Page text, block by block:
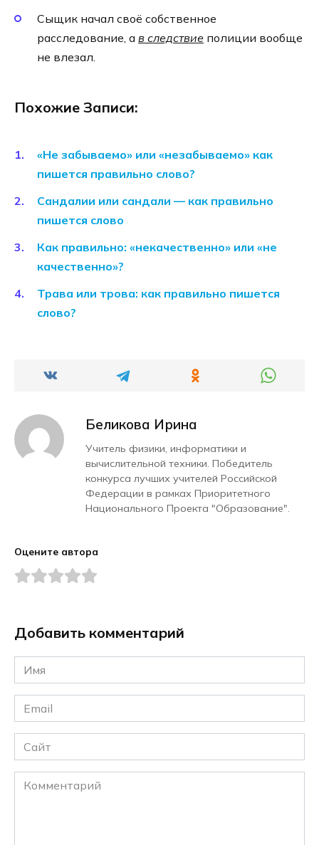
Сыщик начал своё собственное
расследование, а в следствие полиции вообще
не влезал.
Похожие Записи:
«Не забываемо» или «незабываемо» как
пишется правильно слово?
Сандалии или сандали — как правильно
пишется слово
Как правильно: «некачественно» или «не
качественно»?
Трава или трова: как правильно пишется
слово?
Беликова Ирина
Учитель физики, информатики и
вычислительной техники. Победитель
конкурса лучших учителей Российской
Федерации в рамках Приоритетного
Национального Проекта "Образование".
Оцените автора
Добавить комментарий
Имя
*
Email
*
Сайт
Комментарий